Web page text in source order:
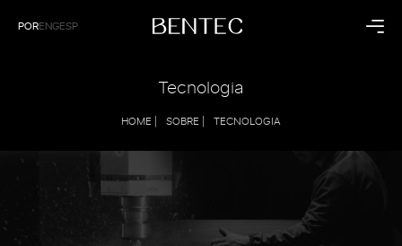
PORENGESP
Corporativo
Hospitalidade
A Bentec
Tecnologia
HOME | SOBRE | TECNOLOGIA